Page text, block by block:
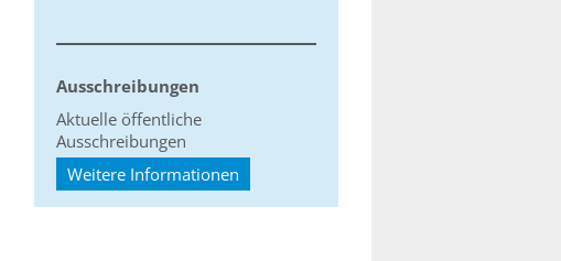
Ausschreibungen
Aktuelle öffentliche
Ausschreibungen
Weitere Informationen